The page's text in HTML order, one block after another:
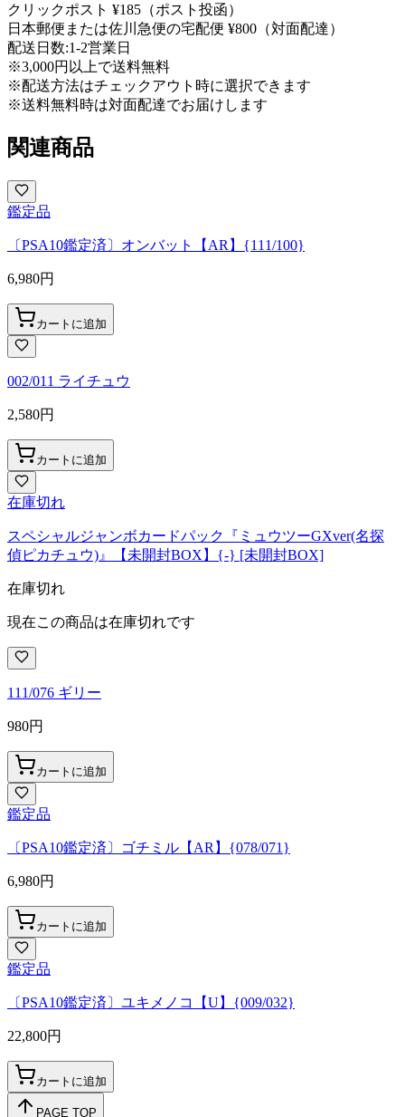
クリックポスト ¥185（ポスト投函）
日本郵便または佐川急便の宅配便 ¥800（対面配達）
配送日数:1-2営業日
※3,000円以上で送料無料
※配送方法はチェックアウト時に選択できます
※送料無料時は対面配達でお届けします
関連商品
鑑定品
〔PSA10鑑定済〕オンバット【AR】{111/100}
6,980円
カートに追加
002/011 ライチュウ
2,580円
カートに追加
在庫切れ
スペシャルジャンボカードパック『ミュウツーGXver(名探
偵ピカチュウ)』【未開封BOX】{-} [未開封BOX]
在庫切れ
現在この商品は在庫切れです
111/076 ギリー
980円
カートに追加
鑑定品
〔PSA10鑑定済〕ゴチミル【AR】{078/071}
6,980円
カートに追加
鑑定品
〔PSA10鑑定済〕ユキメノコ【U】{009/032}
22,800円
カートに追加
PAGE TOP